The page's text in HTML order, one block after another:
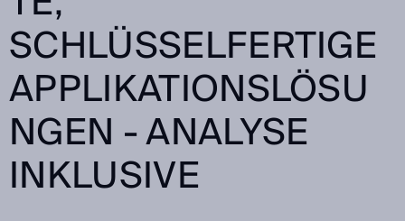
CHLÜSSELFERTIGE A
PPLIKATIONSLÖSUN
GEN - ANALYSE I
NKLUSIVE